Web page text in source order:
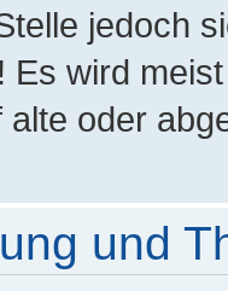
jedoch
Es wird
oder
und